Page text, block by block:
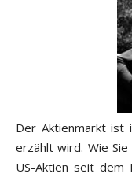
Der Aktienmarkt ist
erzählt wird. Wie
US-Aktien seit